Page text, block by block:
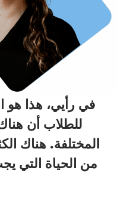
للطلاب أن
المختلفة. هناك
من الحياة التي